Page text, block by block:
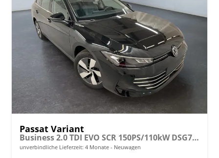
Passat Variant
Business 2.0 TDI EVO SCR 150PS/110kW DSG7 2026
unverbindliche Lieferzeit: 4 Monate Neuwagen